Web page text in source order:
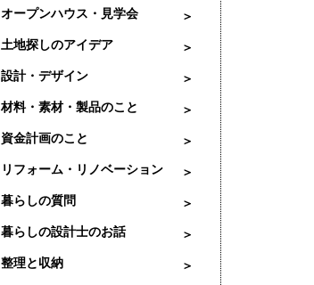
オープンハウス・見学会
土地探しのアイデア
設計・デザイン
材料・素材・製品のこと
資金計画のこと
リフォーム・リノベーション
暮らしの質問
暮らしの設計士のお話
整理と収納